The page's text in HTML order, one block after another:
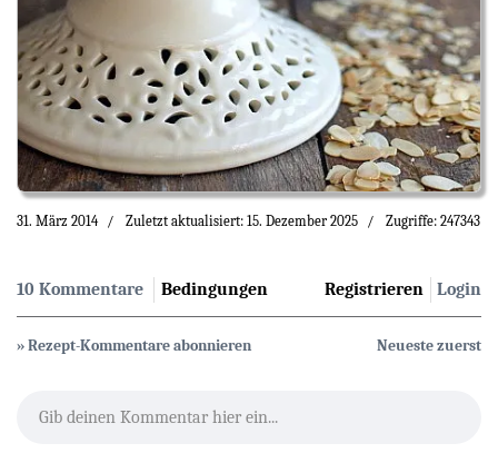
31. März 2014 Zuletzt aktualisiert: 15. Dezember 2025 Zugriffe: 247343
10 Kommentare Bedingungen Login
Registrieren
» Rezept-Kommentare abonnieren Neueste zuerst
Gib deinen Kommentar hier ein...